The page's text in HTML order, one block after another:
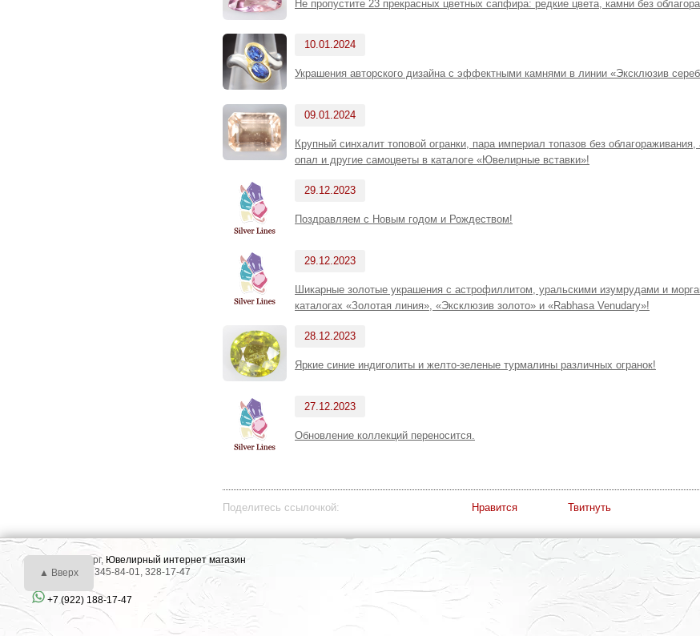
Не пропустите 23 прекрасных цветных сапфира: редкие цвета, камни без
10.01.2024
Украшения авторского дизайна с эффектными камнями в линии «Эксклюзив
09.01.2024
Крупный синхалит топовой огранки, пара империал топазов без
опал и другие самоцветы в каталоге «Ювелирные вставки»!
29.12.2023
Поздравляем с Новым годом и Рождеством!
29.12.2023
Шикарные золотые украшения с астрофиллитом, уральскими изумрудами и
каталогах «Золотая линия», «Эксклюзив золото» и «Rabhasa Venudary»!
28.12.2023
Яркие синие индиголиты и желто-зеленые турмалины различных огранок!
27.12.2023
Обновление коллекций переносится.
Поделитесь ссылочкой: Нравится Твитнуть
г. Екатеринбург, Ювелирный интернет магазин
Тел.: +7 (343) 345-84-01, 328-17-47
+7 (922) 188-17-47
▲ Вверх